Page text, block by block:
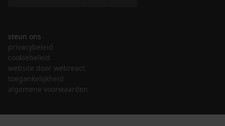
steun ons
privacybeleid
cookiebeleid
website door webreact
toegankelijkheid
algemene voorwaarden